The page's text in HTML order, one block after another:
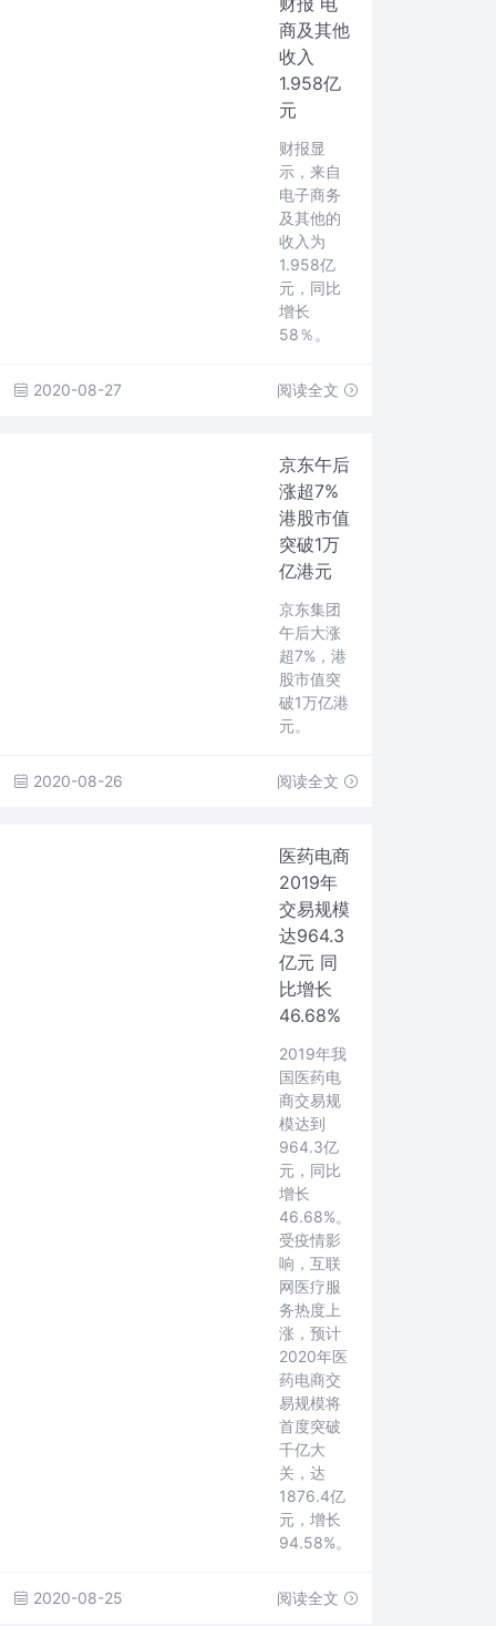
商及其他
收入
1.958亿
元
财报显
示，来自
电子商务
及其他的
收入为
1.958亿
元，同比
增长
58％。
2020-08-27 阅读全文
京东午后
涨超7%
港股市值
突破1万
亿港元
京东集团
午后大涨
超7%，港
股市值突
破1万亿港
元。
2020-08-26 阅读全文
医药电商
2019年
交易规模
达964.3
亿元 同
比增长
46.68%
2019年我
国医药电
商交易规
模达到
964.3亿
元，同比
增长
46.68%。
受疫情影
响，互联
网医疗服
务热度上
涨，预计
2020年医
药电商交
易规模将
首度突破
千亿大
关，达
1876.4亿
元，增长
94.58%。
2020-08-25 阅读全文